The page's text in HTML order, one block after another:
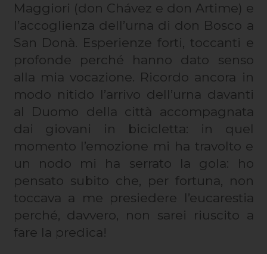
Maggiori (don Chávez e don Artime) e
l’accoglienza dell’urna di don Bosco a
San Donà. Esperienze forti, toccanti e
profonde perché hanno dato senso
alla mia vocazione. Ricordo ancora in
modo nitido l’arrivo dell’urna davanti
al Duomo della città accompagnata
dai giovani in bicicletta: in quel
momento l’emozione mi ha travolto e
un nodo mi ha serrato la gola: ho
pensato subito che, per fortuna, non
toccava a me presiedere l’eucarestia
perché, davvero, non sarei riuscito a
fare la predica!